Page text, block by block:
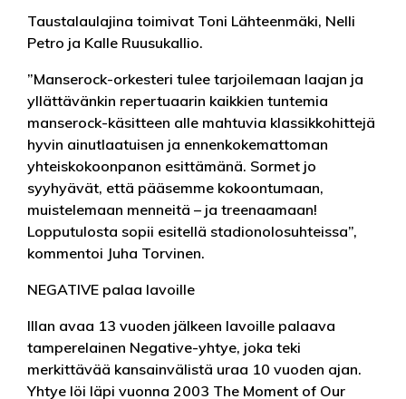
Taustalaulajina toimivat Toni Lähteenmäki, Nelli
Petro ja Kalle Ruusukallio.
”Manserock-orkesteri tulee tarjoilemaan laajan ja
yllättävänkin repertuaarin kaikkien tuntemia
manserock-käsitteen alle mahtuvia klassikkohittejä
hyvin ainutlaatuisen ja ennenkokemattoman
yhteiskokoonpanon esittämänä. Sormet jo
syyhyävät, että pääsemme kokoontumaan,
muistelemaan menneitä – ja treenaamaan!
Lopputulosta sopii esitellä stadionolosuhteissa”,
kommentoi Juha Torvinen.
NEGATIVE palaa lavoille
Illan avaa 13 vuoden jälkeen lavoille palaava
tamperelainen Negative-yhtye, joka teki
merkittävää kansainvälistä uraa 10 vuoden ajan.
Yhtye löi läpi vuonna 2003 The Moment of Our